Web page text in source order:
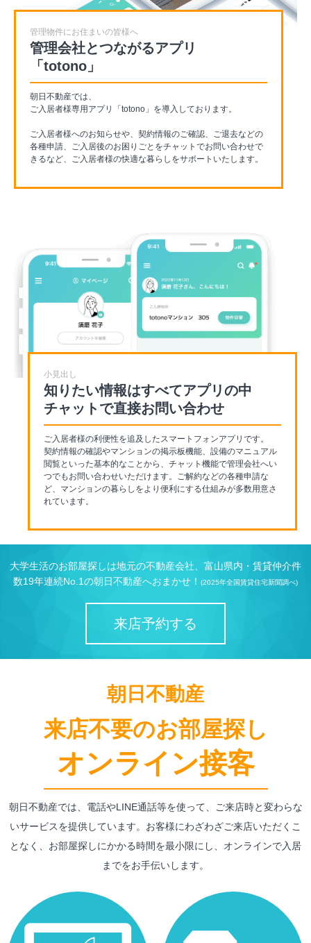
管理物件にお住まいの皆様へ
管理会社とつながるアプリ
「totono」
朝日不動産では、
ご入居者様専用アプリ「totono」を導入しております。
ご入居者様へのお知らせや、契約情報のご確認、ご退去などの
各種申請、ご入居後のお困りごとをチャットでお問い合わせで
きるなど、ご入居者様の快適な暮らしをサポートいたします。
小見出し
知りたい情報はすべてアプリの中
チャットで直接お問い合わせ
ご入居者様の利便性を追及したスマートフォンアプリです。
契約情報の確認やマンションの掲示板機能、設備のマニュアル
閲覧といった基本的なことから、チャット機能で管理会社へい
つでもお問い合わせいただけます。ご解約などの各種申請な
ど、マンションの暮らしをより便利にする仕組みが多数用意さ
れています。
大学生活のお部屋探しは地元の不動産会社、富山県内・賃貸仲介件
数19年連続No.1の朝日不動産へおまかせ！ (2025年全国賃貸住宅新聞調べ)
来店予約する
朝日不動産
来店不要のお部屋探し
オンライン接客
朝日不動産では、電話やLINE通話等を使って、ご来店時と変わらな
いサービスを提供しています。お客様にわざわざご来店いただくこ
となく、お部屋探しにかかる時間を最小限にし、オンラインで入居
までをお手伝いします。